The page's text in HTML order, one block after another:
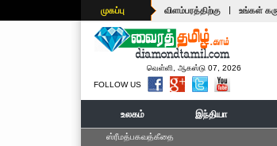
முகப்பு விளம்பரத்திற்கு | உங்கள்
வெள்ளி, ஆகஸ்டு 07, 2026
FOLLOW US
உலகம் இந்தியா
ஸ்ரீமத்பகவத்கீதை